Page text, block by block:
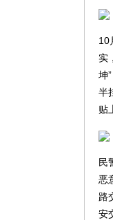
10
实
坤
半
贴
民
恶
路
安